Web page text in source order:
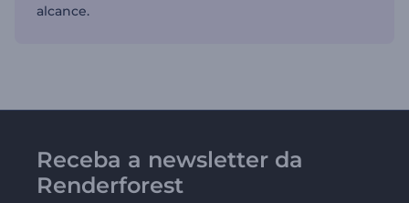
alcance.
Receba a newsletter da
Renderforest